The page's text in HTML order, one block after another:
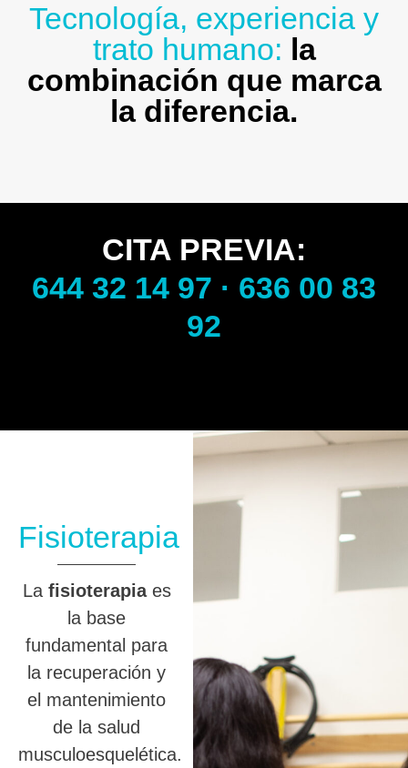
Tecnología, experiencia y
trato humano: la
combinación que marca
la diferencia.
CITA PREVIA:
644 32 14 97 · 636 00 83
92
Fisioterapia
La fisioterapiaes
la base
fundamental para
la recuperación y
el mantenimiento
de la salud
musculoesquelética.